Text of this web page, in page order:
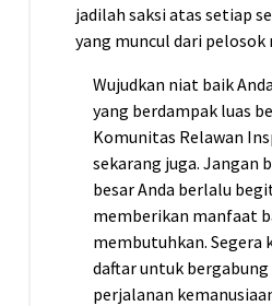
jadilah saksi atas setiap
yang muncul dari pelosok
Wujudkan niat baik
yang berdampak luas
Komunitas Relawan
sekarang juga. Jangan
besar Anda berlalu
memberikan manfaat
membutuhkan.
daftar untuk bergabung
perjalanan